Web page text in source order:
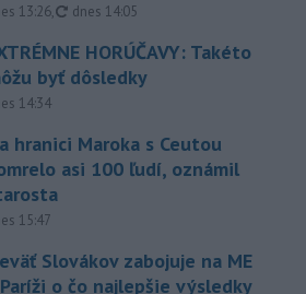
13:26, aktualizované
dnes 14:05
HORÚČAVY: Takéto
byť dôsledky
14:34
hranici Maroka s Ceutou
asi 100 ľudí, oznámil
15:47
Slovákov zabojuje na ME
o čo najlepšie výsledky